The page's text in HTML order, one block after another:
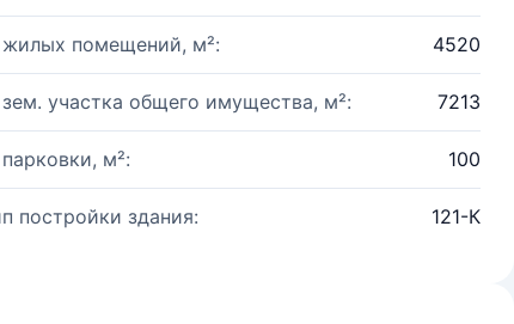
помещений, м²: 4520
участка общего имущества, м²: 7213
м²: 100
постройки здания: 121-К